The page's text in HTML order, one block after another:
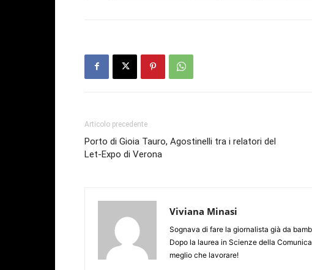
Articolo precedente
Porto di Gioia Tauro, Agostinelli tra i relatori del
Let-Expo di Verona
Viviana Minasi
Sognava di fare la giornalista già da
Dopo la laurea in Scienze della
meglio che lavorare!